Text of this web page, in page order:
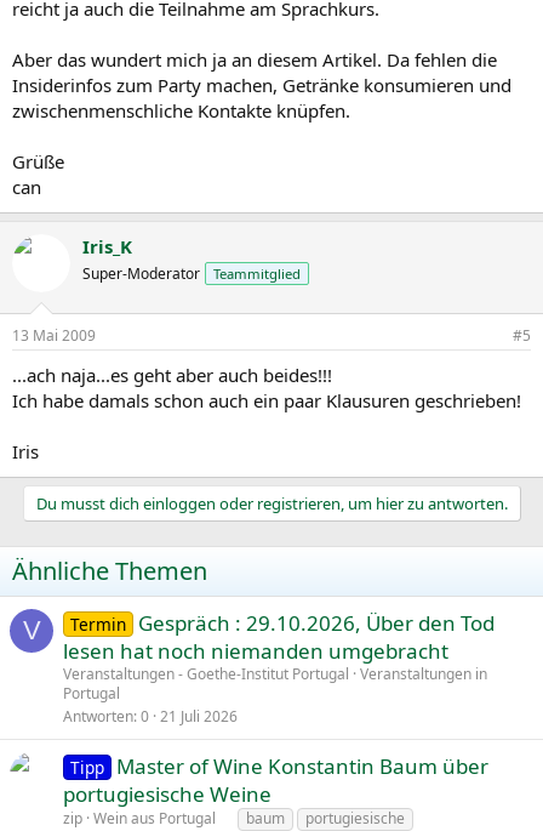
reicht ja auch die Teilnahme am Sprachkurs.
Aber das wundert mich ja an diesem Artikel. Da fehlen die
Insiderinfos zum Party machen, Getränke konsumieren und
zwischenmenschliche Kontakte knüpfen.
Grüße
can
Iris_K
Super-Moderator Teammitglied
13 Mai 2009 #5
...ach naja...es geht aber auch beides!!!
Ich habe damals schon auch ein paar Klausuren geschrieben!
Iris
Du musst dich einloggen oder registrieren, um hier zu antworten.
Ähnliche Themen
V
i
Termin Gespräch : 29.10.2026, Über den Tod
lesen hat noch niemanden umgebracht
Veranstaltungen - Goethe-Institut Portugal Veranstaltungen in
Portugal
Antworten 0 21 Juli 2026
Tipp Master of Wine Konstantin Baum über
portugiesische Weine
zip Wein aus Portugal baum
portugiesische